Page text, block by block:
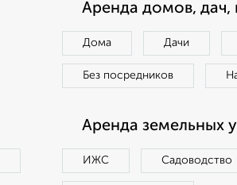
Аренда домов, дач,
Дома Дачи
Без посредников
Аренда земельных
ИЖС Садоводство